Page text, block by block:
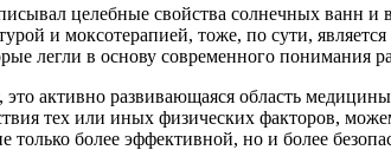
целебные свойства солнечных ванн
и моксотерапией, тоже, по сути,
легли в основу современного понимания
активно развивающаяся область
тех или иных физических факторов, можем
более эффективной, но и более